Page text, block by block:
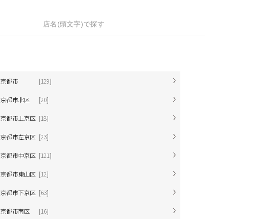
店名(頭文字)で探す
京都市 [129]
京都市北区 [20]
京都市上京区 [18]
京都市左京区 [23]
京都市中京区 [121]
京都市東山区 [12]
京都市下京区 [63]
京都市南区 [16]